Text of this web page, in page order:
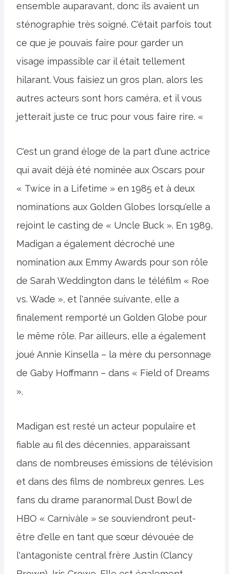
ensemble auparavant, donc ils avaient un
sténographie très soigné. C'était parfois tout
ce que je pouvais faire pour garder un
visage impassible car il était tellement
hilarant. Vous faisiez un gros plan, alors les
autres acteurs sont hors caméra, et il vous
jetterait juste ce truc pour vous faire rire. «
C'est un grand éloge de la part d'une actrice
qui avait déjà été nominée aux Oscars pour
« Twice in a Lifetime » en 1985 et à deux
nominations aux Golden Globes lorsqu'elle a
rejoint le casting de « Uncle Buck ». En 1989,
Madigan a également décroché une
nomination aux Emmy Awards pour son rôle
de Sarah Weddington dans le téléfilm « Roe
vs. Wade », et l'année suivante, elle a
finalement remporté un Golden Globe pour
le même rôle. Par ailleurs, elle a également
joué Annie Kinsella – la mère du personnage
de Gaby Hoffmann – dans « Field of Dreams
».
Madigan est resté un acteur populaire et
fiable au fil des décennies, apparaissant
dans de nombreuses émissions de télévision
et dans des films de nombreux genres. Les
fans du drame paranormal Dust Bowl de
HBO « Carnivàle » se souviendront peut-
être d'elle en tant que sœur dévouée de
l'antagoniste central frère Justin (Clancy